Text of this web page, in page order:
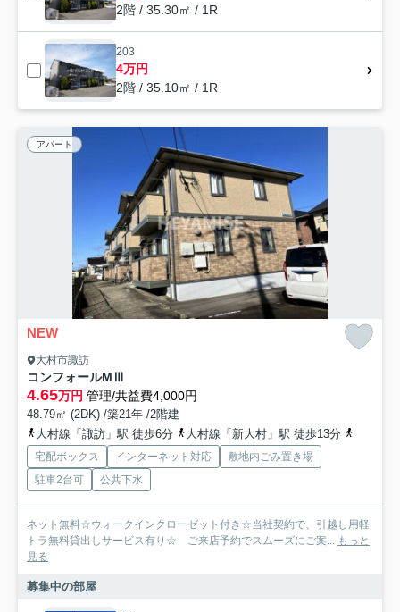
2階 / 35.30㎡ / 1R
203
4万円
2階 / 35.10㎡ / 1R
アパート
NEW
大村市諏訪
コンフォールMⅢ
4.65万円 管理/共益費4,000円
48.79㎡ (2DK) /築21年 /2階建
大村線「諏訪」駅 徒歩6分
大村線「新大村」駅 徒歩13分
宅配ボックス インターネット対応
敷地内ごみ置き場
駐車2台可
公共下水
ネット無料☆ウォークインクローゼット付き☆当社契約で、引越し用軽
トラ無料貸出しサービス有り☆ ご来店予約でスムーズにご案... もっと
見る
募集中の部屋